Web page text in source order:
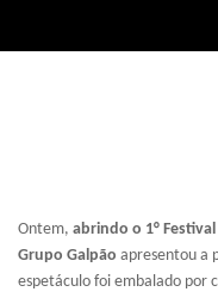
Ontem, abrindo o 1°
Grupo Galpão apresentou a
espetáculo foi embalado por